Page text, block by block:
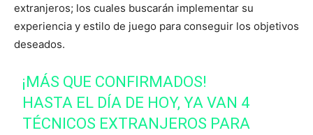
extranjeros; los cuales buscarán implementar su
experiencia y estilo de juego para conseguir los objetivos
deseados.
¡MÁS QUE CONFIRMADOS!
HASTA EL DÍA DE HOY, YA VAN 4
TÉCNICOS EXTRANJEROS PARA